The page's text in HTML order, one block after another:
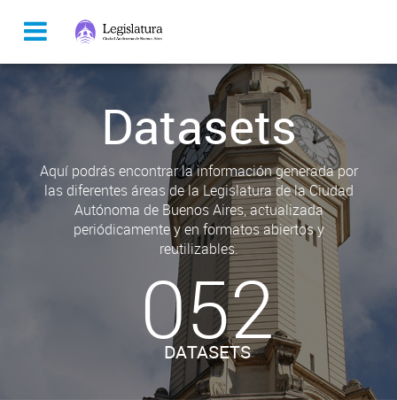
Datasets
Aquí podrás encontrar la información generada por
las diferentes áreas de la Legislatura de la Ciudad
Autónoma de Buenos Aires, actualizada
periódicamente y en formatos abiertos y
reutilizables.
052
DATASETS